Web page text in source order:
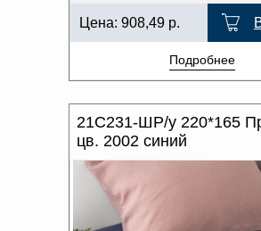
Цена: 908,49 р.
Подробнее
21С231-ШР/у 220*165
цв. 2002 синий